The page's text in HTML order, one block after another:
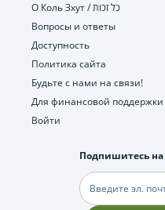
О Коль Зхут / כל זכות
Вопросы и ответы
Доступность
Политика сайта
Будьте с нами на связи!
Для финансовой поддержки
Войти
Подпишитесь на
Электронная
почта